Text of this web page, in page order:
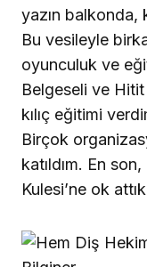
yazın balkonda,
Bu vesileyle
oyunculuk ve
Belgeseli ve
kılıç eğitimi
Birçok
katıldım. En
Kulesi’ne ok